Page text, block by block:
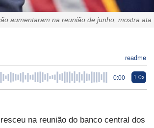
aumentaram na reunião de junho, mostra ata
readme
0:00 1.0x
na reunião do banco central dos